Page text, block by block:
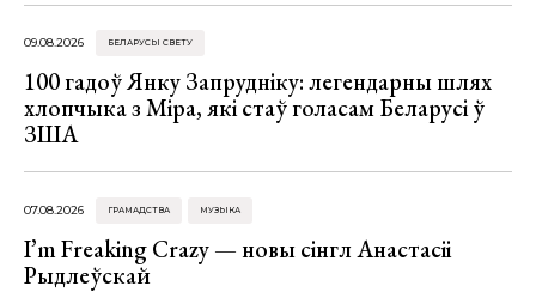
09.08.2026 БЕЛАРУСЫ СВЕТУ
100 гадоў Янку Запрудніку: легендарны шлях
хлопчыка з Міра, які стаў голасам Беларусі ў
ЗША
07.08.2026 ГРАМАДСТВА МУЗЫКА
I’m Freaking Crazy — новы сінгл Анастасіі
Рыдлеўскай